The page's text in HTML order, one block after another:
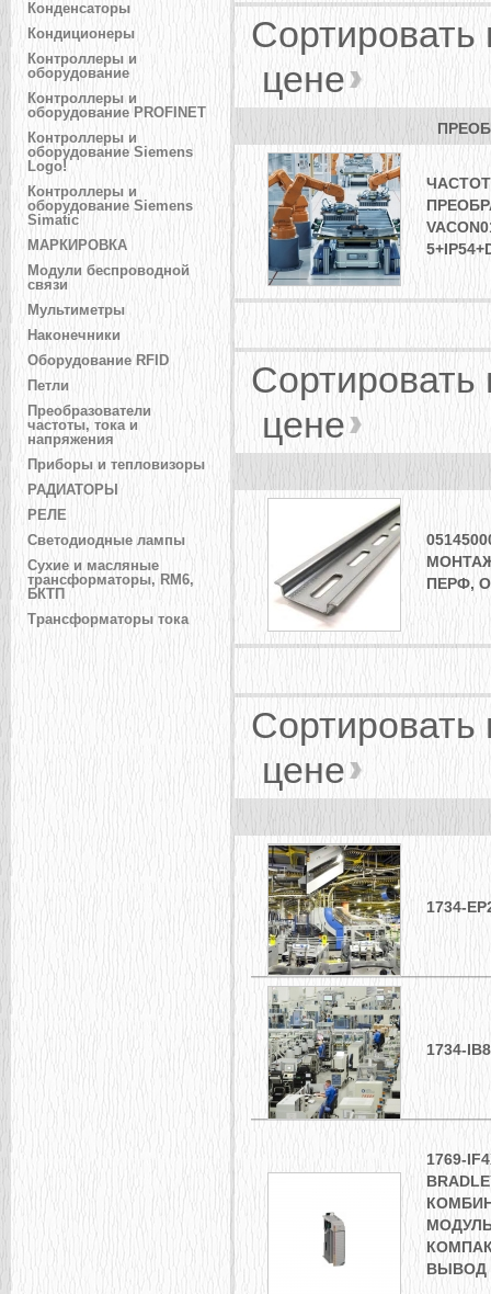
Конденсаторы
Кондиционеры
Контроллеры и
оборудование
Контроллеры и
оборудование PROFINET
Контроллеры и
оборудование Siemens
Logo!
Контроллеры и
оборудование Siemens
Simatic
МАРКИРОВКА
Модули беспроводной
связи
Мультиметры
Наконечники
Оборудование RFID
Петли
Преобразователи
частоты, тока и
напряжения
Приборы и тепловизоры
РАДИАТОРЫ
РЕЛЕ
Светодиодные лампы
Сухие и масляные
трансформаторы, RM6,
БКТП
Трансформаторы тока
цене
цене
ПЕРФ,
цене
1734-
1734-
1769-
ВЫВОД